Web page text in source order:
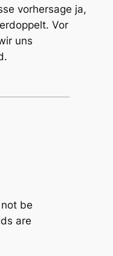
vorhersage ja,
Vor
uns
be
are